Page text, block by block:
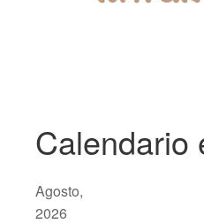
Calendario
Agosto,
2026